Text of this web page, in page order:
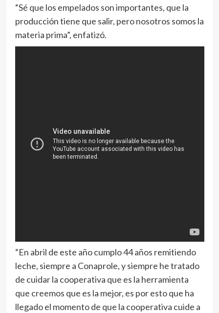
“Sé que los empelados son importantes, que la
producción tiene que salir, pero nosotros somos la
materia prima”, enfatizó.
“En abril de este año cumplo 44 años remitiendo
leche, siempre a Conaprole, y siempre he tratado
de cuidar la cooperativa que es la herramienta
que creemos que es la mejor, es por esto que ha
llegado el momento de que la cooperativa cuide a